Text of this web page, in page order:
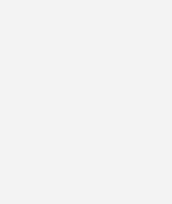
paart sich mit Hygiene, der
gegenüber konventionellen
und ­flexibler gelöst. Ein
Wasser an der Oberfläche ab,
sorgt.